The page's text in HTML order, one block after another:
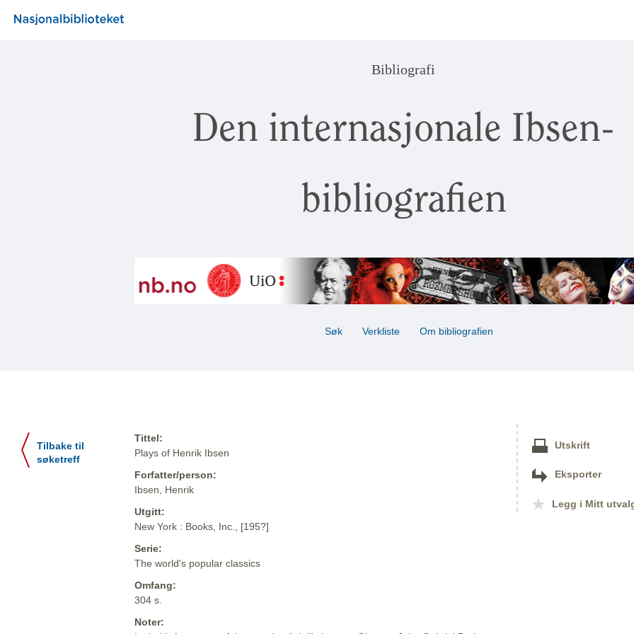
Bibliografi
Den internasjonale Ibsen-
bibliografien
Søk Verkliste Om bibliografien
Tilbake til
søketreff
Tittel:
Plays of Henrik Ibsen
Forfatter/person:
Ibsen, Henrik
Utgitt:
New York : Books, Inc., [195?]
Serie:
The world's popular classics
Omfang:
304 s.
Noter:
Utskrift
Eksporter
Legg i Mitt